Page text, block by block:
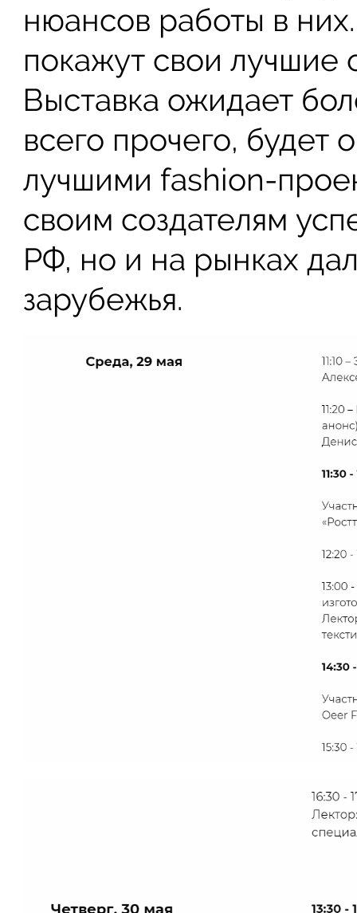
нюансов работы в
покажут свои лучшие
Выставка ожидает
всего прочего, будет
лучшими fashion-
своим создателям
РФ, но и на рынках
зарубежья.